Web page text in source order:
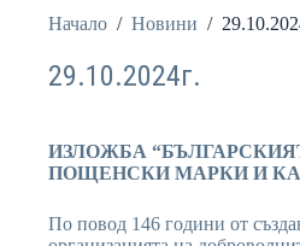
Начало / Новини /
29.10.2024г.
ИЗЛОЖБА
ПОЩЕНСКИ МАРКИ И
По повод 146 години от